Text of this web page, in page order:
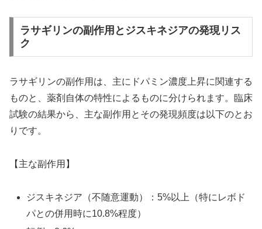
ラサギリンの副作用とジスキネジアの発現リス
ク
ラサギリンの副作用は、主にドパミン濃度上昇に関連する
ものと、薬剤自体の特性によるものに分けられます。臨床
試験の結果から、主な副作用とその発現頻度は以下のとお
りです。
【主な副作用】
ジスキネジア（不随意運動）：5%以上（特にレボド
パとの併用時に10.8%程度）